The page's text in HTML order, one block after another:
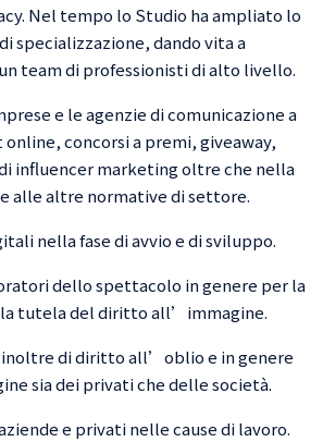
Nel tempo lo Studio ha ampliato lo
specializzazione, dando vita a
team di professionisti di alto livello.
e le agenzie di comunicazione a
concorsi a premi, giveaway,
influencer marketing oltre che nella
alle altre normative di settore.
nella fase di avvio e di sviluppo.
dello spettacolo in genere per la
tutela del diritto all’immagine.
inoltre di diritto all’oblio e in genere
sia dei privati che delle società.
e privati nelle cause di lavoro.
Reati informatici